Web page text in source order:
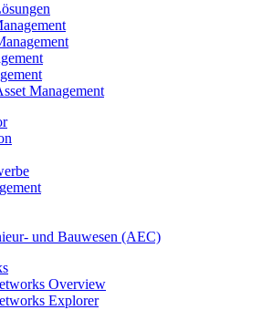
Management
und Bauwesen (AEC)
Overview
Explorer